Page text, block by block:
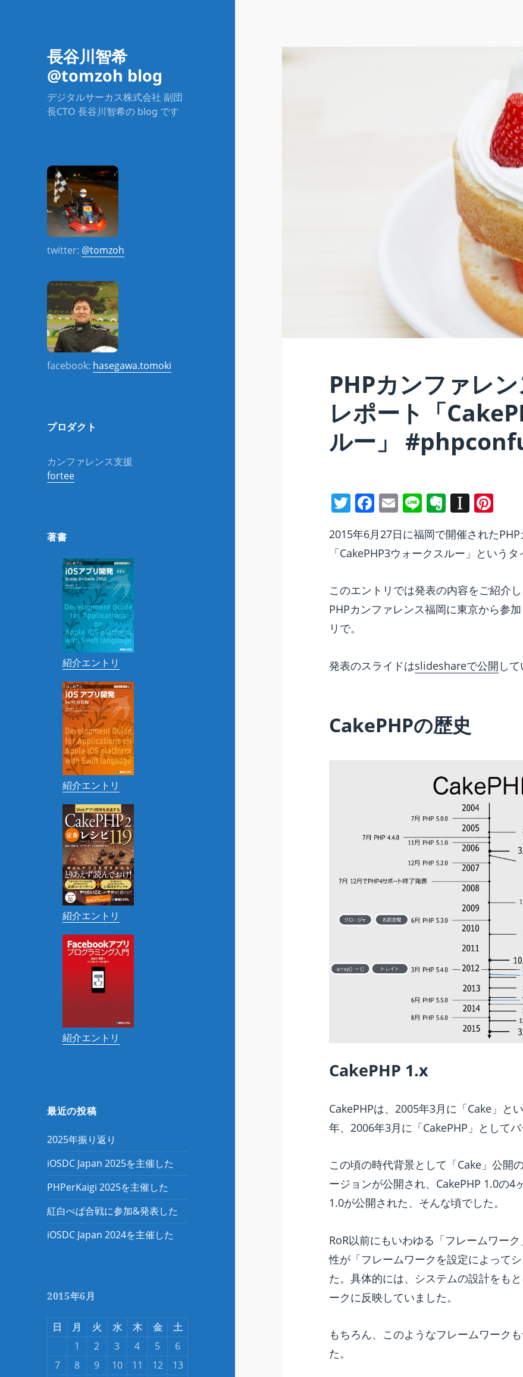
長谷川智希
@tomzoh blog
デジタルサーカス株式会社 副団
長CTO 長谷川智希の blog です
twitter: @tomzoh
facebook: hasegawa.tomoki
プロダクト
カンファレンス支援
fortee
著書
紹介エントリ
紹介エントリ
紹介エントリ
紹介エントリ
最近の投稿
2025年振り返り
iOSDC Japan 2025を主催した
PHPerKaigi 2025を主催した
紅白ぺぱ合戦に参加&発表した
iOSDC Japan 2024を主催した
2015年6月
日 月 火 水 木 金
土
1
2 3 4 5
6
7
8 9 10 11 12
13
PHPカンファレ
レポート「
ルー」
T
itt
er
F
c
e
o
o
E
ai
l
Li
e
E
er
n
ot
e
In
a
p
a
p
er
er
e
st
2015年6月27日に福岡で開催された
「CakePHP3ウォークスルー」という
このエントリでは発表の内容をご紹介し
PHPカンファレンス福岡に東京から参
リで。
発表のスライドはslideshareで公開 し
CakePHPの歴史
CakePHP 1.x
CakePHPは、2005年3月に「Cake」と
年、2006年3月に「CakePHP」として
この頃の時代背景として「Cake」公開
ージョンが公開され、CakePHP 1.0の
1.0が公開された、そんな頃でした。
RoR以前にもいわゆる「フレームワー
性が「フレームワークを設定によって
た。具体的には、システムの設計をも
ークに反映していました。
もちろん、このようなフレームワーク
た。